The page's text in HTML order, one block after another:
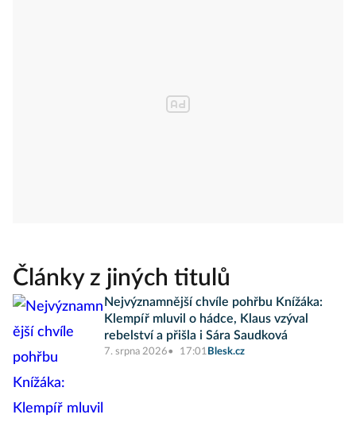
Články z jiných titulů
Nejvýznamnější chvíle pohřbu Knížáka:
Klempíř mluvil o hádce, Klaus vzýval
rebelství a přišla i Sára Saudková
7. srpna 2026 17:01 Blesk.cz